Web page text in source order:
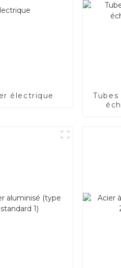
électrique